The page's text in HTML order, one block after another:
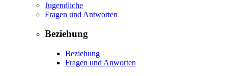
Jugendliche
Fragen und Antworten
Beziehung
Beziehung
Fragen und Anworten